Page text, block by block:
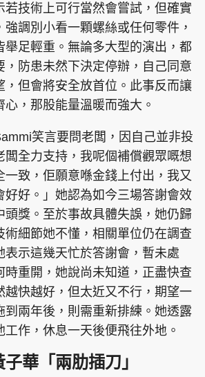
若技術上可行當然會嘗試，但確實
調別小看一顆螺絲或任何零件，
舉足輕重。無論多大型的演出，都
，防患未然下決定停辦，自己同意
，但會將安全放首位。此事反而讓
，那股能量溫暖而強大。
笑言要問老闆，因自己並非投
闆全力支持，我呢個補償觀眾嘅想
一致，佢願意喺金錢上付出，我又
好好。」她認為如今三場答謝會效
頭獎。至於事故具體失誤，她仍歸
術細節她不懂，相關單位仍在調查
表示這幾天忙於答謝會，暫未處
時重開，她說尚未知道，正盡快查
越快越好，但太近又不行，期望一
到兩年後，則需重新排練。她透露
作，休息一天後便飛往外地。
華「兩肋插刀」